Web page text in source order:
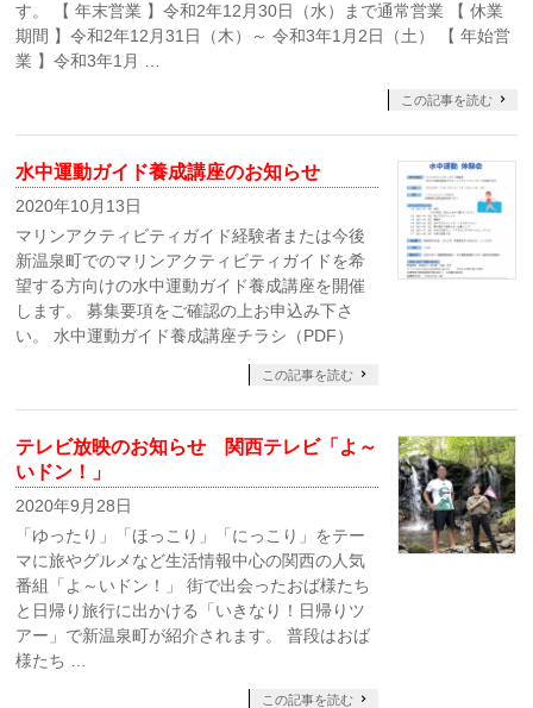
す。 【 年末営業 】令和2年12月30日（水）まで通常営業 【 休業
期間 】令和2年12月31日（木）～ 令和3年1月2日（土） 【 年始営
業 】令和3年1月 …
この記事を読む
水中運動ガイド養成講座のお知らせ
2020年10月13日
マリンアクティビティガイド経験者または今後
新温泉町でのマリンアクティビティガイドを希
望する方向けの水中運動ガイド養成講座を開催
します。 募集要項をご確認の上お申込み下さ
い。 水中運動ガイド養成講座チラシ（PDF）
この記事を読む
テレビ放映のお知らせ 関西テレビ「よ～
いドン！」
2020年9月28日
「ゆったり」「ほっこり」「にっこり」をテー
マに旅やグルメなど生活情報中心の関西の人気
番組「よ～いドン！」 街で出会ったおば様たち
と日帰り旅行に出かける「いきなり！日帰りツ
アー」で新温泉町が紹介されます。 普段はおば
様たち …
この記事を読む